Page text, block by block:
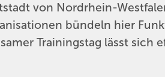
von Nordrhein-
bündeln hier
Trainingstag lässt sich